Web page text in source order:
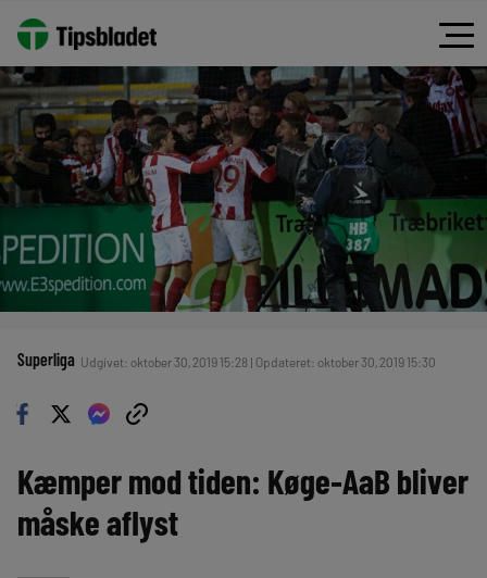
Superliga Udgivet: oktober 30, 2019 15:28 | Opdateret: oktober 30, 2019 15:30
Kæmper mod tiden: Køge-AaB bliver
måske aflyst